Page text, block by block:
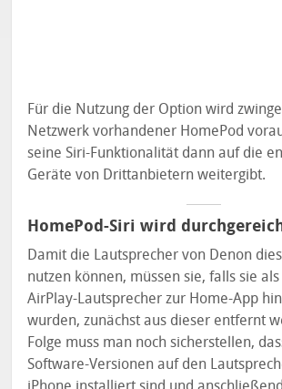
Für die Nutzung der Option wird
Netzwerk vorhandener HomePod
seine Siri-Funktionalität dann auf die
Geräte von Drittanbietern weitergibt.
HomePod-Siri wird
Damit die Lautsprecher von Denon
nutzen können, müssen sie, falls sie
AirPlay-Lautsprecher zur Home-App
wurden, zunächst aus dieser entfernt
Folge muss man noch sicherstellen,
Software-Versionen auf den